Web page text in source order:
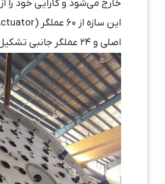
خارج می‌شود و کارآیی خود
اصلی و ۲۴ عملگر جانبی تشکیل شده است.